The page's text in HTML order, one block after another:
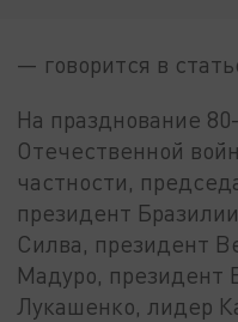
— говорится в
На празднование
Отечественной
частности,
президент
Силва, президент
Мадуро, президент
Лукашенко, лидер